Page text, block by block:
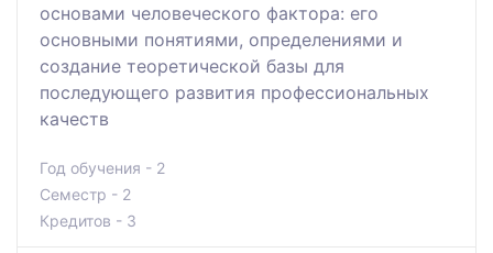
основами человеческого фактора: его
основными понятиями, определениями и
создание теоретической базы для
последующего развития профессиональных
качеств
Год обучения - 2
Семестр - 2
Кредитов - 3